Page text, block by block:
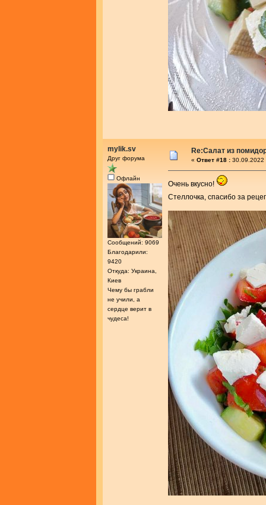
mylik.sv
Друг форума
Офлайн
Сообщений: 9069
Благодарили:
9420
Откуда: Украина,
Киев
Чему бы грабли
не учили, а
сердце верит в
чудеса!
Re:Салат из
« Ответ #18 : 30.09.2022
Очень вкусно!
Стеллочка, спасибо за